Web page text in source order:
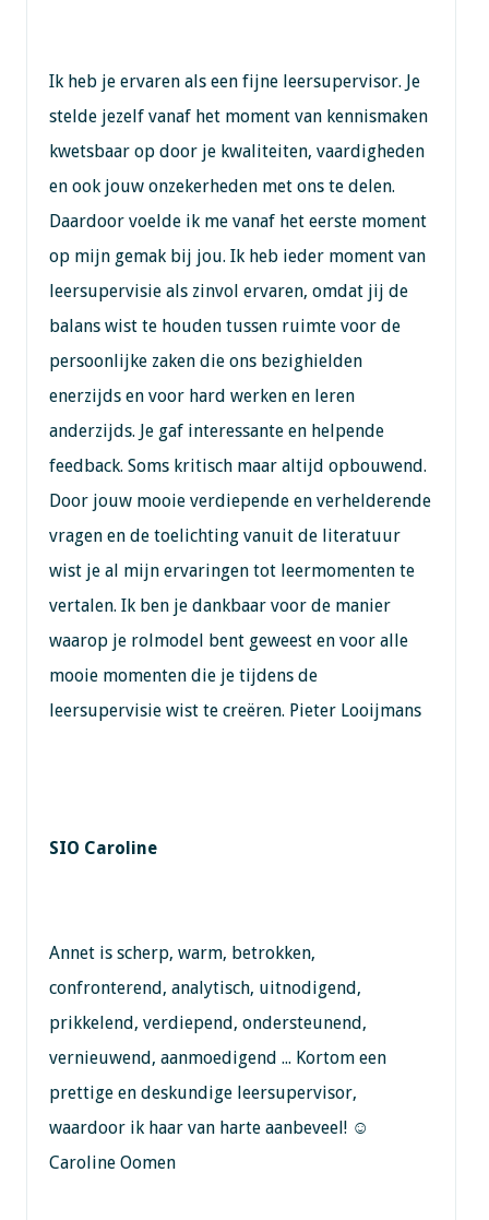
Ik heb je ervaren als een fijne leersupervisor. Je
stelde jezelf vanaf het moment van kennismaken
kwetsbaar op door je kwaliteiten, vaardigheden
en ook jouw onzekerheden met ons te delen.
Daardoor voelde ik me vanaf het eerste moment
op mijn gemak bij jou. Ik heb ieder moment van
leersupervisie als zinvol ervaren, omdat jij de
balans wist te houden tussen ruimte voor de
persoonlijke zaken die ons bezighielden
enerzijds en voor hard werken en leren
anderzijds. Je gaf interessante en helpende
feedback. Soms kritisch maar altijd opbouwend.
Door jouw mooie verdiepende en verhelderende
vragen en de toelichting vanuit de literatuur
wist je al mijn ervaringen tot leermomenten te
vertalen. Ik ben je dankbaar voor de manier
waarop je rolmodel bent geweest en voor alle
mooie momenten die je tijdens de
leersupervisie wist te creëren. Pieter Looijmans
SIO Caroline
Annet is scherp, warm, betrokken,
confronterend, analytisch, uitnodigend,
prikkelend, verdiepend, ondersteunend,
vernieuwend, aanmoedigend ... Kortom een
prettige en deskundige leersupervisor,
waardoor ik haar van harte aanbeveel! ☺
Caroline Oomen